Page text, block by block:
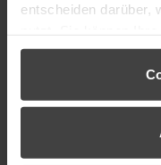
entscheiden darüber,
Cookie-Erklärung
Trigger Symbol
Informationen
Surname *
Postal code *